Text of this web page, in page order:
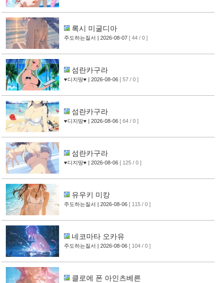
록시 미굴디아
주도하는질서 | 2026-08-07 [ 44 / 0 ]
섬란카구라
♥디지땅♥ | 2026-08-06 [ 57 / 0 ]
섬란카구라
♥디지땅♥ | 2026-08-06 [ 64 / 0 ]
섬란카구라
♥디지땅♥ | 2026-08-06 [ 125 / 0 ]
유우키 미캉
주도하는질서 | 2026-08-06 [ 115 / 0 ]
네코마타 오카유
주도하는질서 | 2026-08-06 [ 104 / 0 ]
클로에 폰 아인츠베른